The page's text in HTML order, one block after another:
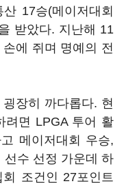
17승(메이저대회
받았다. 지난해 11
에 쥐며 명예의 전
장히 까다롭다. 현
려면 LPGA 투어 활
메이저대회 우승,
선수 선정 가운데 하
조건인 27포인트